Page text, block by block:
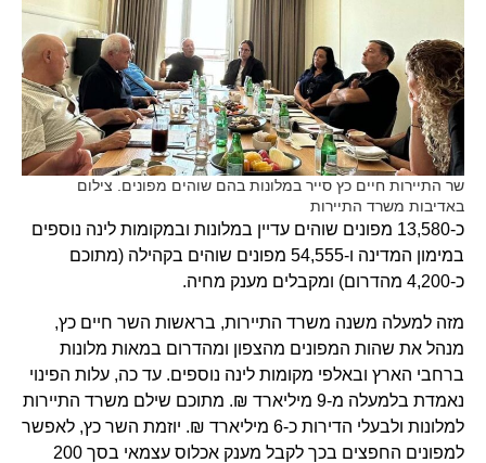
שר התיירות חיים כץ סייר במלונות בהם שוהים מפונים. צילום
באדיבות משרד התיירות
כ-13,580 מפונים שוהים עדיין במלונות ובמקומות לינה נוספים
במימון המדינה ו-54,555 מפונים שוהים בקהילה (מתוכם
כ-4,200 מהדרום) ומקבלים מענק מחיה.
מזה למעלה משנה משרד התיירות, בראשות השר חיים כץ,
מנהל את שהות המפונים מהצפון ומהדרום במאות מלונות
ברחבי הארץ ובאלפי מקומות לינה נוספים. עד כה, עלות הפינוי
נאמדת בלמעלה מ-9 מיליארד ₪. מתוכם שילם משרד התיירות
למלונות ולבעלי הדירות כ-6 מיליארד ₪. יוזמת השר כץ, לאפשר
למפונים החפצים בכך לקבל מענק אכלוס עצמאי בסך 200